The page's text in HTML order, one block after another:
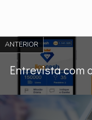
ANTERIOR
Entrevista com